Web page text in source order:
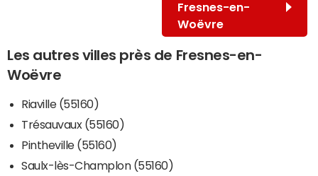
Fresnes-en-
Woëvre
Les autres villes près de Fresnes-en-
Woëvre
Riaville (55160)
Trésauvaux (55160)
Pintheville (55160)
Saulx-lès-Champlon (55160)